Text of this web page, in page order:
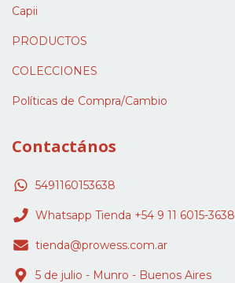
Capii
PRODUCTOS
COLECCIONES
Políticas de Compra/Cambio
Contactános
5491160153638
Whatsapp Tienda +54 9 11 6015-3638
tienda@prowess.com.ar
5 de julio - Munro - Buenos Aires